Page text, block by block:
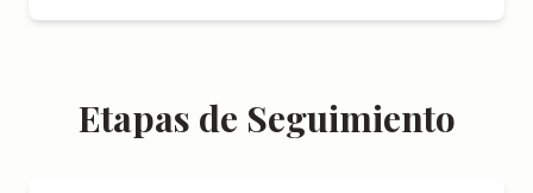
Etapas de Seguimiento